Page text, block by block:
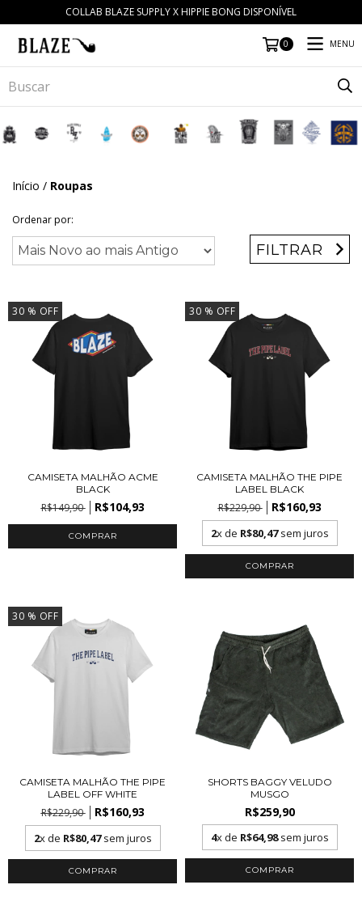
COLLAB BLAZE SUPPLY X HIPPIE BONG DISPONÍVEL
0 MENU
Início / Roupas
Ordenar por:
FILTRAR
30 % OFF
CAMISETA MALHÃO ACME
BLACK
R$149,90 R$104,93
COMPRAR
30 % OFF
CAMISETA MALHÃO THE PIPE
LABEL BLACK
R$229,90 R$160,93
2x de R$80,47sem juros
COMPRAR
30 % OFF
CAMISETA MALHÃO THE PIPE
LABEL OFF WHITE
R$229,90 R$160,93
2x de R$80,47sem juros
COMPRAR
SHORTS BAGGY VELUDO
MUSGO
R$259,90
4x de R$64,98sem juros
COMPRAR